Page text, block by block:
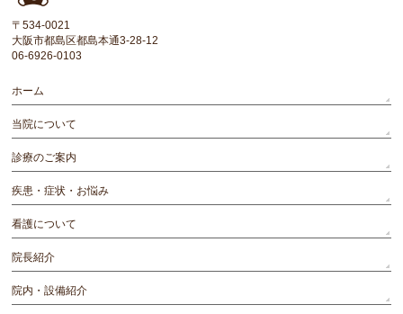
〒534-0021
大阪市都島区都島本通3-28-12
06-6926-0103
ホーム
当院について
診療のご案内
疾患・症状・お悩み
看護について
院長紹介
院内・設備紹介